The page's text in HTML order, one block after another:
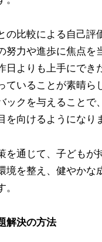
の比較による自己評
努力や進歩に焦点を
日よりも上手にでき
ていることが素晴ら
ックを与えることで
を向けるようになり
を通じて、子どもが
境を整え、健やかな
。
解決の方法